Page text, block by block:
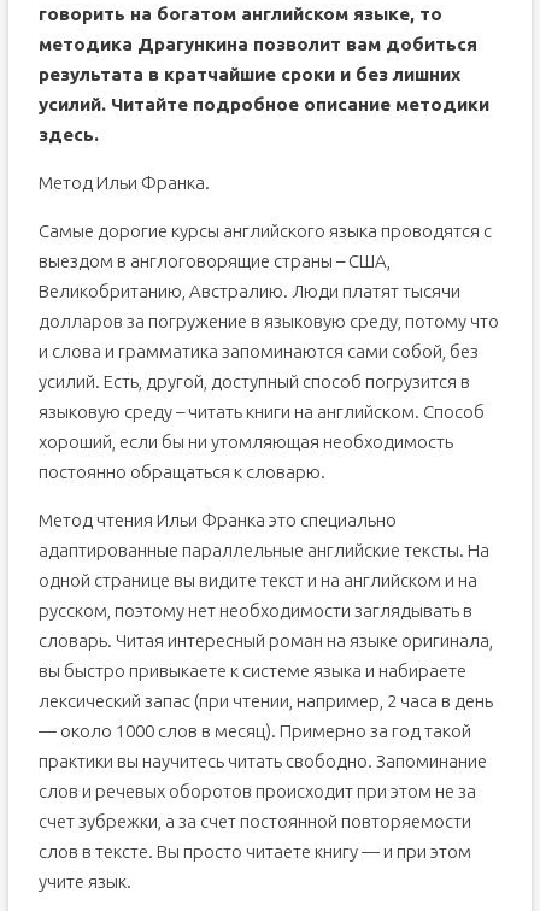
говорить на богатом английском языке, то
методика Драгункина позволит вам добиться
результата в кратчайшие сроки и без лишних
усилий. Читайте подробное описание методики
здесь.
Метод Ильи Франка.
Самые дорогие курсы английского языка проводятся с
выездом в англоговорящие страны – США,
Великобританию, Австралию. Люди платят тысячи
долларов за погружение в языковую среду, потому что
и слова и грамматика запоминаются сами собой, без
усилий. Есть, другой, доступный способ погрузится в
языковую среду – читать книги на английском. Способ
хороший, если бы ни утомляющая необходимость
постоянно обращаться к словарю.
Метод чтения Ильи Франка это специально
адаптированные параллельные английские тексты. На
одной странице вы видите текст и на английском и на
русском, поэтому нет необходимости заглядывать в
словарь. Читая интересный роман на языке оригинала,
вы быстро привыкаете к системе языка и набираете
лексический запас (при чтении, например, 2 часа в день
— около 1000 слов в месяц). Примерно за год такой
практики вы научитесь читать свободно. Запоминание
слов и речевых оборотов происходит при этом не за
счет зубрежки, а за счет постоянной повторяемости
слов в тексте. Вы просто читаете книгу — и при этом
учите язык.